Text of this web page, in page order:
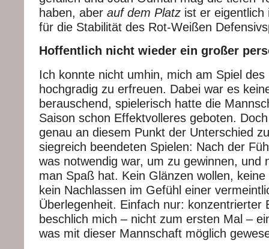
haben, aber auf dem Platz ist er eigentlich
für die Stabilität des Rot-Weißen
Hoffentlich nicht wieder ein großer
Ich konnte nicht umhin, mich am Spiel
hochgradig zu erfreuen. Dabei war es
berauschend, spielerisch hatte die
Saison schon Effektvolleres geboten.
genau an diesem Punkt der Unterschied
siegreich beendeten Spielen: Nach der
was notwendig war, um zu gewinnen, und
man Spaß hat. Kein Glänzen wollen,
kein Nachlassen im Gefühl einer
Überlegenheit. Einfach nur: konzentrierter
beschlich mich – nicht zum ersten Mal –
was mit dieser Mannschaft möglich